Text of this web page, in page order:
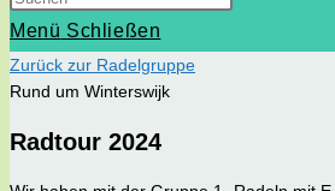
Menü Schließen
Zurück zur Radelgruppe
Rund um Winterswijk
Radtour 2024